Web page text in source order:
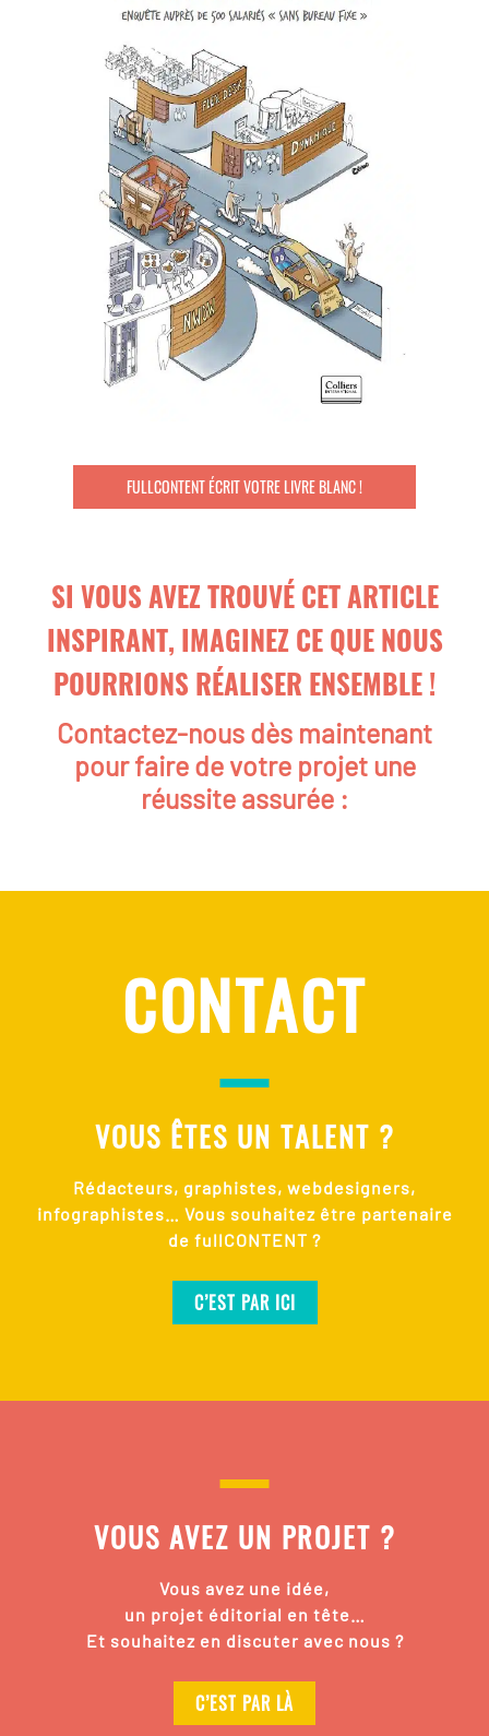
FULLCONTENT ÉCRIT VOTRE LIVRE BLANC !
SI VOUS AVEZ TROUVÉ CET ARTICLE
INSPIRANT, IMAGINEZ CE QUE NOUS
POURRIONS RÉALISER ENSEMBLE !
Contactez-nous dès maintenant
pour faire de votre projet une
réussite assurée :
CONTACT
VOUS ÊTES UN TALENT ?
Rédacteurs, graphistes, webdesigners,
infographistes… Vous souhaitez être partenaire
de fullCONTENT ?
C’EST PAR ICI
VOUS AVEZ UN PROJET ?
Vous avez une idée,
un projet éditorial en tête…
Et souhaitez en discuter avec nous ?
C’EST PAR LÀ